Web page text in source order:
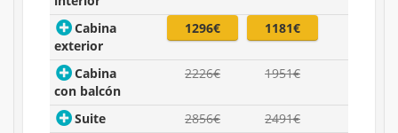
Cabina
exterior
1296€ 1181€
Cabina
con balcón
2226€ 1951€
Suite 2856€ 2491€